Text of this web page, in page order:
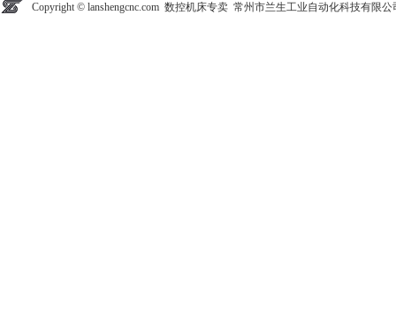
Copyright © lanshengcnc.com 数控机床专卖 常州市兰生工业自动化科技有限